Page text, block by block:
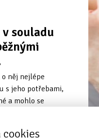
v souladu
něj nejlépe
s jeho potřebami,
a mohlo se